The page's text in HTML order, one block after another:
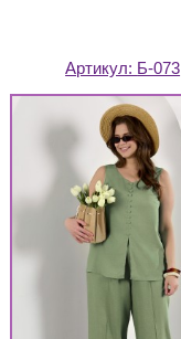
Артикул: Б-073